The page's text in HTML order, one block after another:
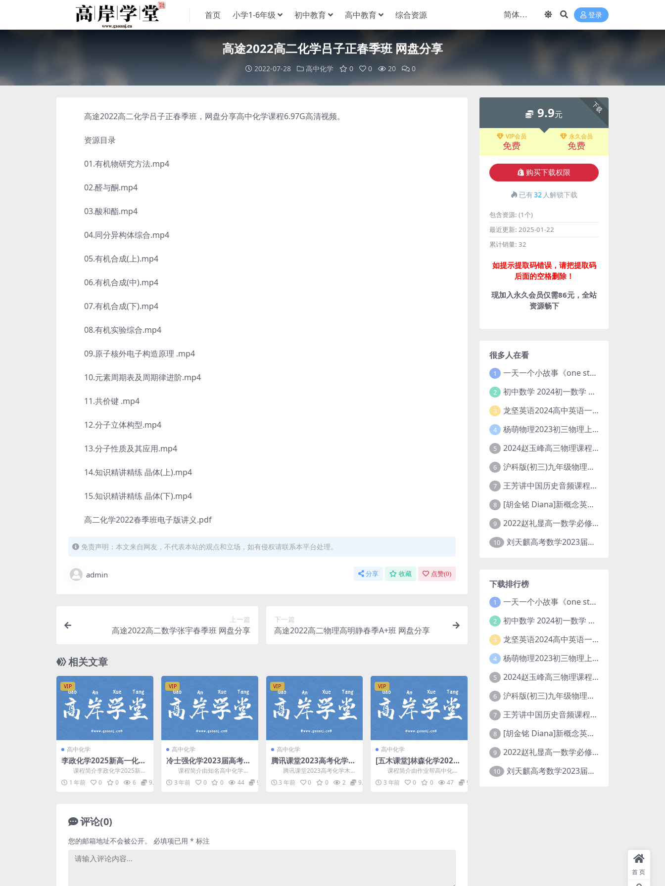
首页 小学1-6年级 初中教育 高中教育 综合资源 登录
高途2022高二化学吕子正春季班 网盘分享
2022-07-28 高中化学 0 0 20 0
高途2022高二化学吕子正春季班，网盘分享高中化学课程6.97G高清视频。
资源目录
01.有机物研究方法.mp4
02.醛与酮.mp4
03.酸和酯.mp4
04.同分异构体综合.mp4
05.有机合成(上).mp4
06.有机合成(中).mp4
07.有机合成(下).mp4
08.有机实验综合.mp4
09.原子核外电子构造原理 .mp4
10.元素周期表及周期律进阶.mp4
11.共价键 .mp4
12.分子立体构型.mp4
13.分子性质及其应用.mp4
14.知识精讲精练 晶体(上).mp4
15.知识精讲精练 晶体(下).mp4
高二化学2022春季班电子版讲义.pdf
免责声明：本文来自网友，不代表本站的观点和立场，如有侵权请联系本平台处理。
admin 分享 收藏 点赞(0)
上一篇
高途2022高二数学张宇春季班 网盘分享
下一篇
高途2022高二物理高明静春季A+班 网盘分享
相关文章
VIP
高中化学
李政化学2025新高一化学
上暑秋联报班(28届) 百度
网盘分享
课程简介李政化学2025新高
一化学上暑秋联报班(28届)，名
师 李政 讲课，...
1 年前 0 0 6 9.9
VIP
高中化学
冷士强化学2023届高考化
学一轮暑期复习规划班25
讲
课程简介由知名高中化学辅
导教师 冷士强 讲课，针对2023
届高考化学一轮暑期...
3 年前 0 0 44 9.9
VIP
高中化学
腾讯课堂2023高考化学木
子物质结构与性质（高
三）百度网盘分享
腾讯课堂2023高考化学木子
物质结构与性质，百度网盘分享
高考化学复习课程1....
3 年前 0 0 2 9.9
VIP
高中化学
[五木课堂]林森化学2023
届高三A+班S班暑秋联报
课程(含资料)
课程简介由作业帮高中化学
唯一S班主讲 林森(昵称: 五木) 讲
课，2023届...
3 年前 0 0 47 9.9
评论(0)
您的邮箱地址不会被公开。 必填项已用 * 标注
下载
9.9元
VIP会员
免费
永久会员
免费
购买下载权限
已有32 人解锁下载
包含资源: (1个)
最近更新: 2025-01-22
累计销量: 32
如提示提取码错误，请把提取码
后面的空格删除！
现加入永久会员仅需86元，全站
资源畅下
很多人在看
1 一天一个小故事《one story a day》初中版 百度网盘分享下载
2 初中数学 2024初一数学 朱韬数学 S班春季下 A+班春季下 百度云网盘
3 龙坚英语2024高中英语一轮系统班(全国卷+北京卷)
4 杨萌物理2023初三物理上秋季A+班(视频+讲义) 百度网盘分享
5 2024赵玉峰高三物理课程24年高考物理一轮复习网课教程
6 沪科版(初三)九年级物理全一册网课教学视频全集(录播版 杜春雨 66讲)
7 王芳讲中国历史音频课程全集(上下五千年)
8 [胡金铭 Diana]新概念英语第1册教学视频课程(全集 百度网盘下载)
9 2022赵礼显高一数学必修一课程视频资源(秋季班 含讲义)百度网盘云
10 刘天麒高考数学2023届一轮暑假班直播课合集(A和A+)
下载排行榜
1 一天一个小故事《one story a day》初中版 百度网盘分享下载
2 初中数学 2024初一数学 朱韬数学 S班春季下 A+班春季下 百度云网盘
3 龙坚英语2024高中英语一轮系统班(全国卷+北京卷)
4 杨萌物理2023初三物理上秋季A+班(视频+讲义) 百度网盘分享
5 2024赵玉峰高三物理课程24年高考物理一轮复习网课教程
6 沪科版(初三)九年级物理全一册网课教学视频全集(录播版 杜春雨 66讲)
7 王芳讲中国历史音频课程全集(上下五千年)
8 [胡金铭 Diana]新概念英语第1册教学视频课程(全集 百度网盘下载)
9 2022赵礼显高一数学必修一课程视频资源(秋季班 含讲义)百度网盘云
10 刘天麒高考数学2023届一轮暑假班直播课合集(A和A+)
首页